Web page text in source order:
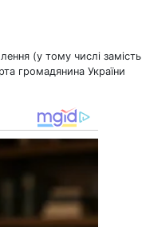
(у тому числі замість
громадянина України